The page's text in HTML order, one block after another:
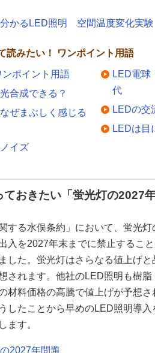
かるLED照明 空間温度変化実験
読みたい！ ワンポイント用語
ンポイント用語
合成できる？
ぜまぶしく感じる
イズ
LED電球
代
LEDの交
LEDは目
ておきたい「蛍光灯の2027
する水俣条約」において、蛍光灯
入を2027年末までに禁止するこ
した。蛍光灯はさらなる値上げと
されます。他社のLED照明も樹脂
材料価格の高騰で値上げが予想さ
したことから早めのLED照明導入
ます。
2027年問題